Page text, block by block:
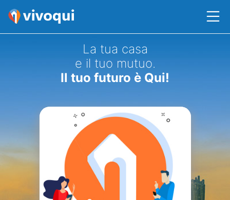
La tua casa
e il tuo mutuo.
Il tuo futuro è Qui!